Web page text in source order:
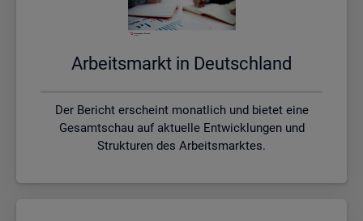
Ar­beits­markt in Deutsch­land
Der Bericht erscheint monatlich und bietet eine
Gesamtschau auf aktuelle Entwicklungen und
Strukturen des Arbeitsmarktes.